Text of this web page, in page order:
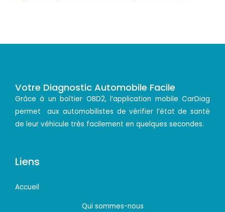
Votre Diagnostic Automobile Facile
Grâce à un boîtier OBD2, l’application mobile CarDiag
permet aux automobilistes de vérifier l’état de santé
de leur véhicule très facilement en quelques secondes.
Liens
Accueil
Qui sommes-nous